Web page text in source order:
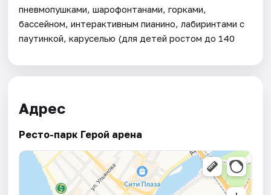
пневмопушками, шарофонтанами, горками,
бассейном, интерактивным пианино, лабиринтами с
паутинкой, каруселью (для детей ростом до 140
Адрес
Ресто-парк Герой арена